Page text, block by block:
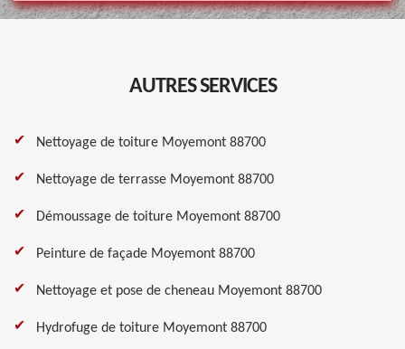
AUTRES SERVICES
Nettoyage de toiture Moyemont 88700
Nettoyage de terrasse Moyemont 88700
Démoussage de toiture Moyemont 88700
Peinture de façade Moyemont 88700
Nettoyage et pose de cheneau Moyemont 88700
Hydrofuge de toiture Moyemont 88700